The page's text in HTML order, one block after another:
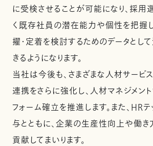
に受検させることが可能になり、採用
く既存社員の潜在能力や個性を把握
擢・定着を検討するためのデータとし
きるようになります。
当社は今後も、さまざまな人材サービス
連携をさらに強化し、人材マネジメン
フォーム確立を推進します。また、HR
与とともに、企業の生産性向上や働
貢献してまいります。